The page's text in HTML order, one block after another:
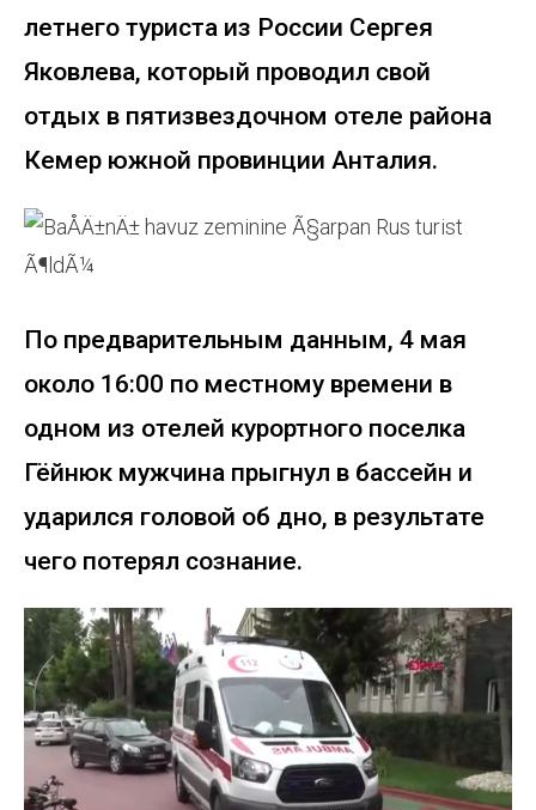
летнего туриста из России Сергея
Яковлева, который проводил свой
отдых в пятизвездочном отеле района
Кемер южной провинции Анталия.
По предварительным данным, 4 мая
около 16:00 по местному времени в
одном из отелей курортного поселка
Гёйнюк мужчина прыгнул в бассейн и
ударился головой об дно, в результате
чего потерял сознание.